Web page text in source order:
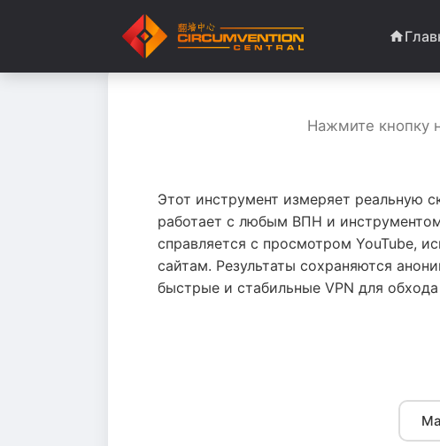
Нажмите кнопку
Этот инструмент измеряет реальную
работает с любым ВПН и
справляется с просмотром YouTube,
сайтам. Результаты сохраняются
быстрые и стабильные VPN для